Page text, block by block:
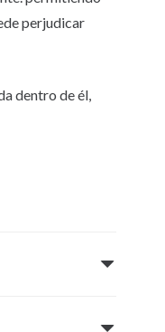
perjudicar
dentro de él,